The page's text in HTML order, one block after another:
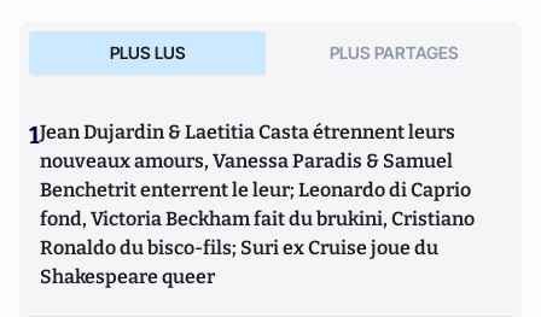
PLUS LUS PLUS PARTAGES
1Jean Dujardin & Laetitia Casta étrennent leurs
nouveaux amours, Vanessa Paradis & Samuel
Benchetrit enterrent le leur; Leonardo di Caprio
fond, Victoria Beckham fait du brukini, Cristiano
Ronaldo du bisco-fils; Suri ex Cruise joue du
Shakespeare queer